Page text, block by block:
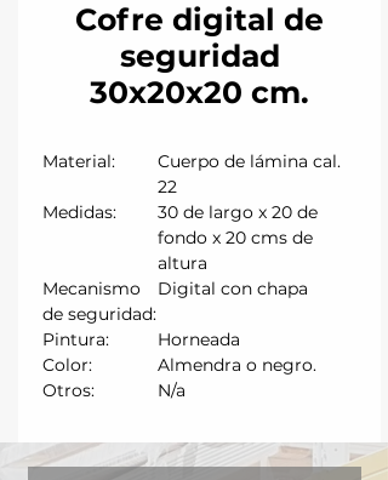
Cofre digital de
seguridad
30x20x20 cm.
Material:
Cuerpo de lámina cal.
22
Medidas:
30 de largo x 20 de
fondo x 20 cms de
altura
Mecanismo
de seguridad:
Digital con chapa
Pintura:
Horneada
Color:
Almendra o negro.
Otros:
N/a